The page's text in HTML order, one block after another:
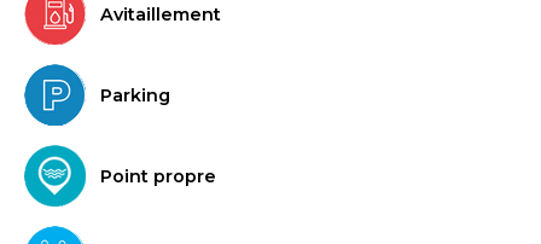
Avitaillement
Parking
Point propre